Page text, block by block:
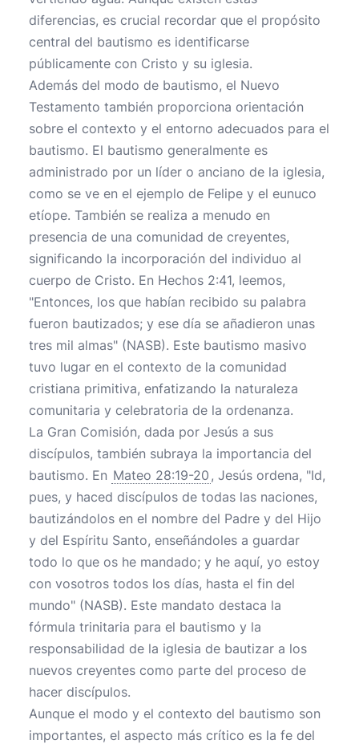
diferencias, es crucial recordar que el propósito
central del bautismo es identificarse
públicamente con Cristo y su iglesia.
Además del modo de bautismo, el Nuevo
Testamento también proporciona orientación
sobre el contexto y el entorno adecuados para el
bautismo. El bautismo generalmente es
administrado por un líder o anciano de la iglesia,
como se ve en el ejemplo de Felipe y el eunuco
etíope. También se realiza a menudo en
presencia de una comunidad de creyentes,
significando la incorporación del individuo al
cuerpo de Cristo. En Hechos 2:41, leemos,
"Entonces, los que habían recibido su palabra
fueron bautizados; y ese día se añadieron unas
tres mil almas" (NASB). Este bautismo masivo
tuvo lugar en el contexto de la comunidad
cristiana primitiva, enfatizando la naturaleza
comunitaria y celebratoria de la ordenanza.
La Gran Comisión, dada por Jesús a sus
discípulos, también subraya la importancia del
bautismo. En Mateo 28:19-20 , Jesús ordena, "Id,
pues, y haced discípulos de todas las naciones,
bautizándolos en el nombre del Padre y del Hijo
y del Espíritu Santo, enseñándoles a guardar
todo lo que os he mandado; y he aquí, yo estoy
con vosotros todos los días, hasta el fin del
mundo" (NASB). Este mandato destaca la
fórmula trinitaria para el bautismo y la
responsabilidad de la iglesia de bautizar a los
nuevos creyentes como parte del proceso de
hacer discípulos.
Aunque el modo y el contexto del bautismo son
importantes, el aspecto más crítico es la fe del